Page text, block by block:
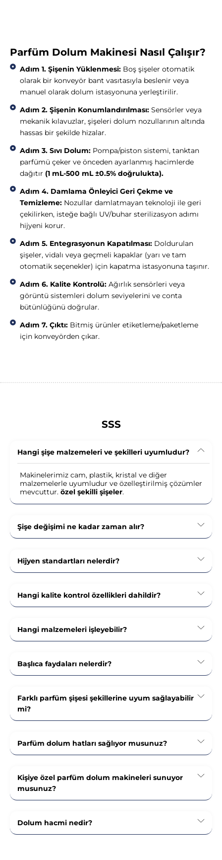
Parfüm Dolum Makinesi Nasıl Çalışır?
Adım 1. Şişenin Yüklenmesi: Boş şişeler otomatik
olarak bir konveyör bant vasıtasıyla beslenir veya
manuel olarak dolum istasyonuna yerleştirilir.
Adım 2. Şişenin Konumlandırılması: Sensörler veya
mekanik kılavuzlar, şişeleri dolum nozullarının altında
hassas bir şekilde hizalar.
Adım 3. Sıvı Dolum: Pompa/piston sistemi, tanktan
parfümü çeker ve önceden ayarlanmış hacimlerde
dağıtır (1 mL-500 mL ±0.5% doğrulukta).
Adım 4. Damlama Önleyici Geri Çekme ve
Temizleme: Nozullar damlatmayan teknoloji ile geri
çekilirken, isteğe bağlı UV/buhar sterilizasyon adımı
hijyeni korur.
Adım 5. Entegrasyonun Kapatılması: Doldurulan
şişeler, vidalı veya geçmeli kapaklar (yarı ve tam
otomatik seçenekler) için kapatma istasyonuna taşınır.
Adım 6. Kalite Kontrolü: Ağırlık sensörleri veya
görüntü sistemleri dolum seviyelerini ve conta
bütünlüğünü doğrular.
Adım 7. Çıktı: Bitmiş ürünler etiketleme/paketleme
için konveyörden çıkar.
SSS
Hangi şişe malzemeleri ve şekilleri uyumludur?
Makinelerimiz cam, plastik, kristal ve diğer
malzemelerle uyumludur ve özelleştirilmiş çözümler
mevcuttur. özel şekilli şişeler.
Şişe değişimi ne kadar zaman alır?
Hijyen standartları nelerdir?
Hangi kalite kontrol özellikleri dahildir?
Hangi malzemeleri işleyebilir?
Başlıca faydaları nelerdir?
Farklı parfüm şişesi şekillerine uyum sağlayabilir
mi?
Parfüm dolum hatları sağlıyor musunuz?
Kişiye özel parfüm dolum makineleri sunuyor
musunuz?
Dolum hacmi nedir?